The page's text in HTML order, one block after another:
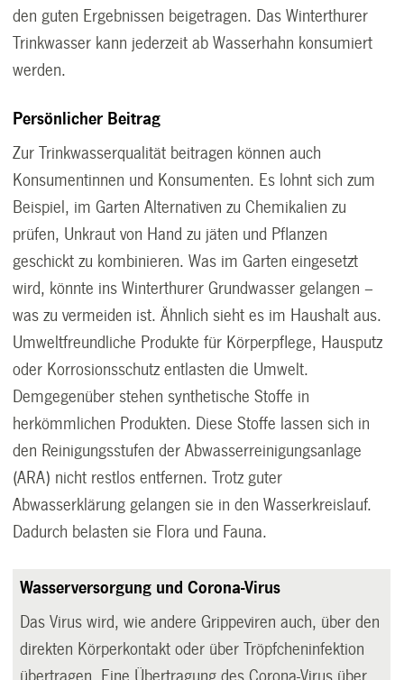
den guten Ergebnissen beigetragen. Das Winterthurer
Trinkwasser kann jederzeit ab Wasserhahn konsumiert
werden.
Persönlicher Beitrag
Zur Trinkwasserqualität beitragen können auch
Konsumentinnen und Konsumenten. Es lohnt sich zum
Beispiel, im Garten Alternativen zu Chemikalien zu
prüfen, Unkraut von Hand zu jäten und Pflanzen
geschickt zu kombinieren. Was im Garten eingesetzt
wird, könnte ins Winterthurer Grundwasser gelangen –
was zu vermeiden ist. Ähnlich sieht es im Haushalt aus.
Umweltfreundliche Produkte für Körperpflege, Hausputz
oder Korrosionsschutz entlasten die Umwelt.
Demgegenüber stehen synthetische Stoffe in
herkömmlichen Produkten. Diese Stoffe lassen sich in
den Reinigungsstufen der Abwasserreinigungsanlage
(ARA) nicht restlos entfernen. Trotz guter
Abwasserklärung gelangen sie in den Wasserkreislauf.
Dadurch belasten sie Flora und Fauna.
Wasserversorgung und Corona-Virus
Das Virus wird, wie andere Grippeviren auch, über den
direkten Körperkontakt oder über Tröpfcheninfektion